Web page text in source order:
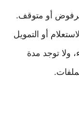
مرفوض أو متوقف.
أو التمويل
ولا توجد مدة